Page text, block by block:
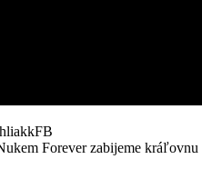
Forever zabijeme